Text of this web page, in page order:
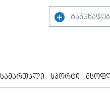
სამართალი სპორტი